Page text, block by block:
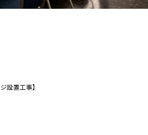
設置工事】